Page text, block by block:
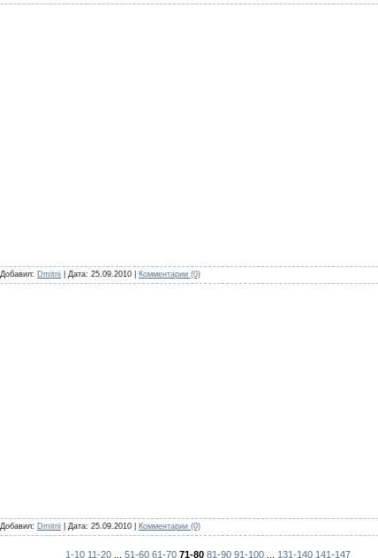
Добавил: Dmitrii Дата: 25.09.2010 Комментарии (0)
Добавил: Dmitrii Дата: 25.09.2010 Комментарии (0)
1-10 11-20 51-60 61-70 71-80 81-90 91-100 131-140 141-147